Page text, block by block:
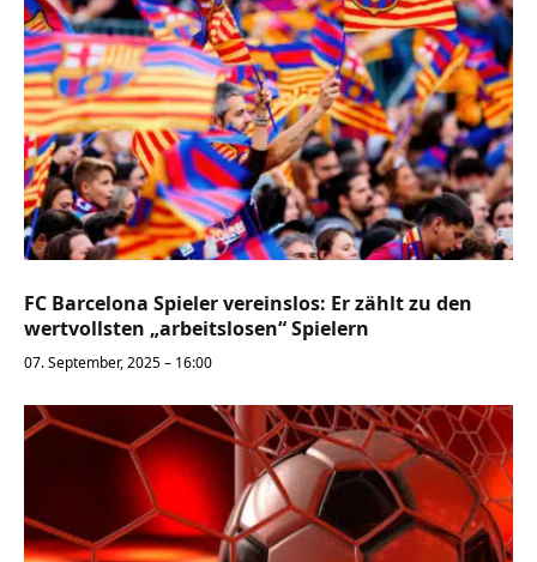
FC Barcelona Spieler vereinslos: Er zählt zu den
wertvollsten „arbeitslosen“ Spielern
07. September, 2025 – 16:00